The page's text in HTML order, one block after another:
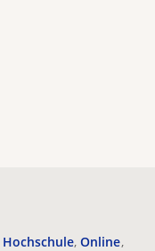
Hochschule Online